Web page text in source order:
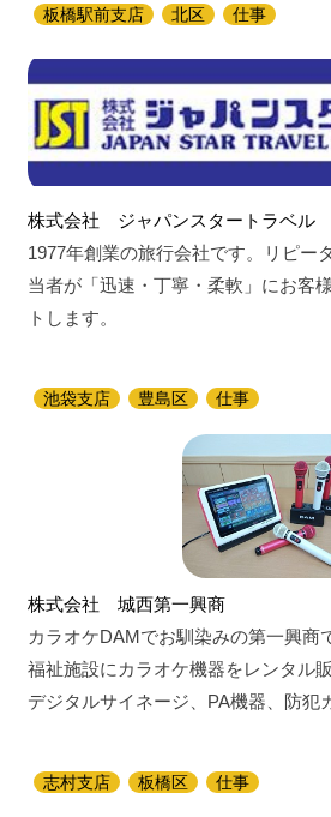
板橋駅前支店 北区 仕事
株式会社 ジャパンスタートラベル
1977年創業の旅行会社です。リピー
当者が「迅速・丁寧・柔軟」にお客
トします。
池袋支店 豊島区 仕事
株式会社 城西第一興商
カラオケDAMでお馴染みの第一興商
福祉施設にカラオケ機器をレンタル
デジタルサイネージ、PA機器、防
志村支店 板橋区 仕事